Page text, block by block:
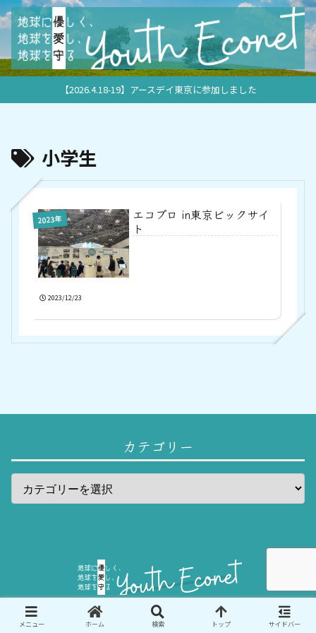
【2026.4.18-19】アースデイ東京に参加しました
小学生
2023年
エコプロ in東京ビックサイ
ト
2023/12/23
カテゴリー
© 2019 一般財団法人ユースエコ.
メニュー ホーム 検索 トップ サイドバー